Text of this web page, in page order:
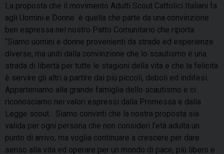
La proposta che il movimento Adulti Scout Cattolici Italiani fa
agli Uomini e Donne è quella che parte da una convinzione
ben espressa nel nostro Patto Comunitario che riporta:
“Siamo uomini e donne provenienti da strade ed esperienze
diverse, ma uniti dalla convinzione che lo scautismo è una
strada di libertà per tutte le stagioni della vita e che la felicità
è servire gli altri a partire dai più piccoli, deboli ed indifesi.
Apparteniamo alla grande famiglia dello scautismo e ci
riconosciamo nei valori espressi dalla Promessa e dalla
Legge scout. Siamo convinti che la nostra proposta sia
valida per ogni persona che non consideri l’età adulta un
punto di arrivo, ma voglia continuare a crescere per dare
senso alla vita ed operare per un mondo di pace, più libero e